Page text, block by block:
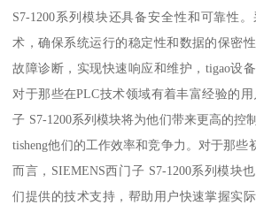
S7-1200系列模块还具备安全性和可靠性
术，确保系统运行的稳定性和数据的保密
故障诊断，实现快速响应和维护，tigao设
对于那些在PLC技术领域有着丰富经验的
子 S7-1200系列模块将为他们带来更高的控
tisheng他们的工作效率和竞争力。对于那些
而言，SIEMENS西门子 S7-1200系列模块
们提供的技术支持，帮助用户快速掌握实